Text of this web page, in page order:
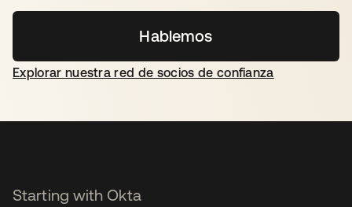
Hablemos
Explorar nuestra red de socios de confianza
Starting with Okta